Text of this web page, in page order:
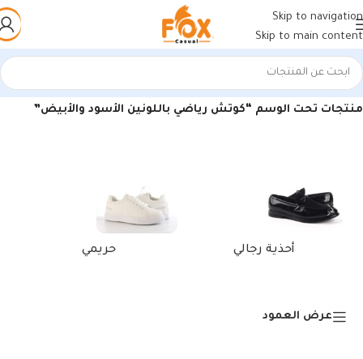
Skip to navigation
Skip to main content
الرئيسية/
منتجات تحت الوسم “كوتش رياضي باللونين الأسود والأبيض”
أحذية رجالي حريمي
عرض العمود